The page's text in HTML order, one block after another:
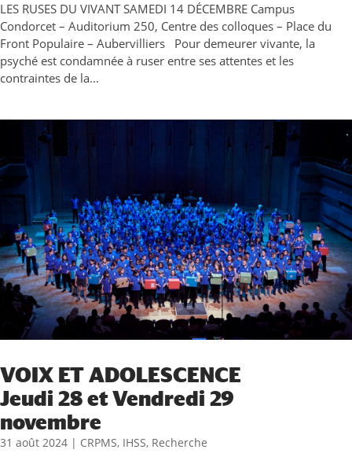
LES RUSES DU VIVANT SAMEDI 14 DÉCEMBRE Campus
Condorcet – Auditorium 250, Centre des colloques – Place du
Front Populaire – Aubervilliers Pour demeurer vivante, la
psyché est condamnée à ruser entre ses attentes et les
contraintes de la...
VOIX ET ADOLESCENCE
Jeudi 28 et Vendredi 29
novembre
31 août 2024 | CRPMS, IHSS, Recherche